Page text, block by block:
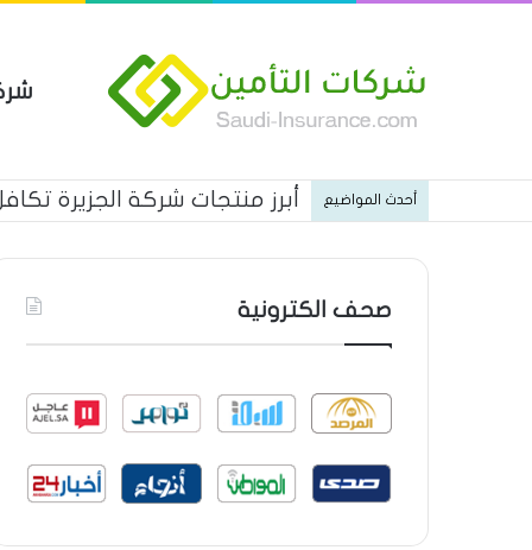
أحدث المواضيع التأمين الشامل من شركة
صحف الكترونية